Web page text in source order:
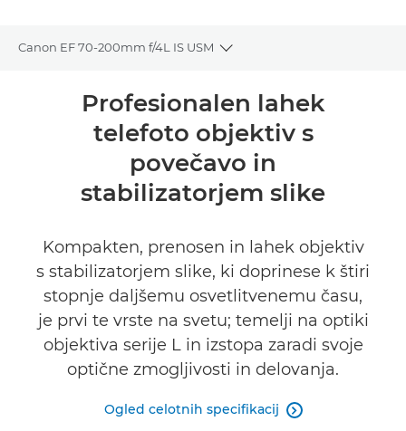
Canon EF 70-200mm f/4L IS USM
Toggle breadcrumbs
Tehnični podatki
Profesionalen lahek
telefoto objektiv s
povečavo in
stabilizatorjem slike
Kompakten, prenosen in lahek objektiv
s stabilizatorjem slike, ki doprinese k štiri
stopnje daljšemu osvetlitvenemu času,
je prvi te vrste na svetu; temelji na optiki
objektiva serije L in izstopa zaradi svoje
optične zmogljivosti in delovanja.
Ogled celotnih specifikacij 